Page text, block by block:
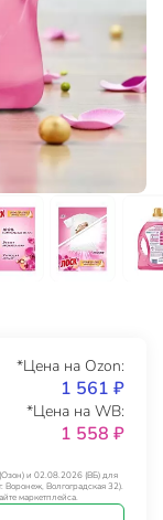
*Цена на Ozon:
1 561 ₽
*Цена на WB:
1 558 ₽
и 02.08.2026 (ВБ) для
Волгоградская 32).
маркетплейса.